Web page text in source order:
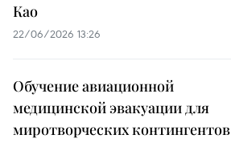
Као
22/06/2026 13:26
Обучение авиационной
медицинской эвакуации для
миротворческих контингентов